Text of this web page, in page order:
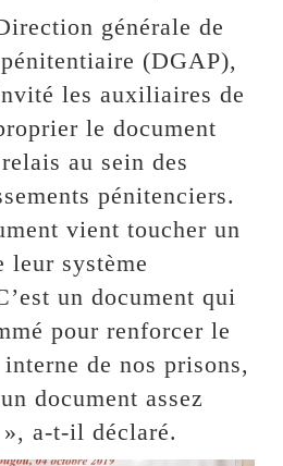
générale de
(DGAP),
les auxiliaires de
le document
au sein des
pénitenciers.
vient toucher un
leur système
un document qui
pour renforcer le
de nos prisons,
document assez
a-t-il déclaré.